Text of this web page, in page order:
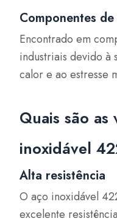
Componentes
Encontrado em
industriais devido à
calor e ao estresse
Quais são
inoxidável
Alta resistência
O aço inoxidável
excelente